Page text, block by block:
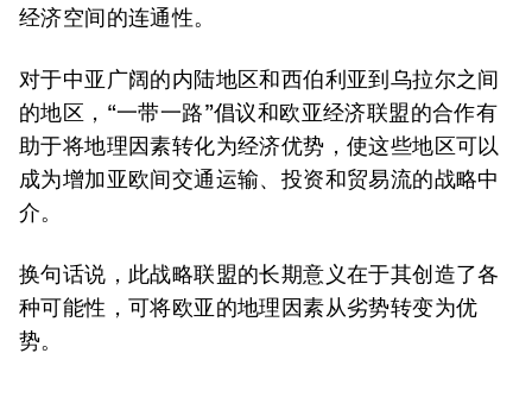
经济空间的连通性。
对于中亚广阔的内陆地区和西伯利亚到乌拉尔之间
的地区，“一带一路”倡议和欧亚经济联盟的合作有
助于将地理因素转化为经济优势，使这些地区可以
成为增加亚欧间交通运输、投资和贸易流的战略中
介。
换句话说，此战略联盟的长期意义在于其创造了各
种可能性，可将欧亚的地理因素从劣势转变为优
势。